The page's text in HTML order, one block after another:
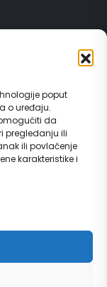
poput
o uređaju.
da
pregledanju ili
ili povlačenje
karakteristike i